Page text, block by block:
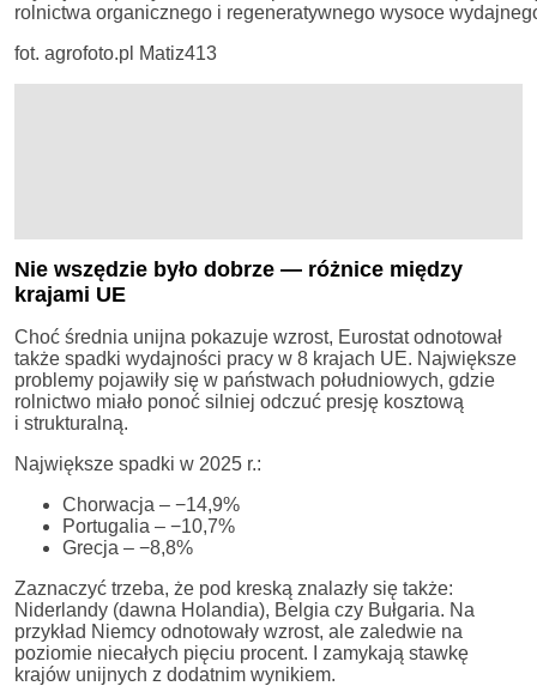
rolnictwa organicznego i regeneratywnego wysoce
fot. agrofoto.pl Matiz413
Nie wszędzie było dobrze — różnice między
krajami UE
Choć średnia unijna pokazuje wzrost, Eurostat odnotował
także spadki wydajności pracy w 8 krajach UE. Największe
problemy pojawiły się w państwach południowych, gdzie
rolnictwo miało ponoć silniej odczuć presję kosztową
i strukturalną.
Największe spadki w 2025 r.:
Chorwacja – −14,9%
Portugalia – −10,7%
Grecja – −8,8%
Zaznaczyć trzeba, że pod kreską znalazły się także:
Niderlandy (dawna Holandia), Belgia czy Bułgaria. Na
przykład Niemcy odnotowały wzrost, ale zaledwie na
poziomie niecałych pięciu procent. I zamykają stawkę
krajów unijnych z dodatnim wynikiem.